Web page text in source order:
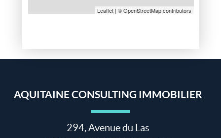
Leaflet| © OpenStreetMap contributors
AQUITAINE CONSULTING IMMOBILIER
294, Avenue du Las